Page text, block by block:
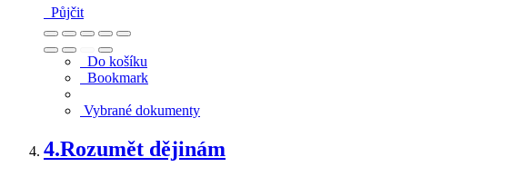
Půjčit
Do košíku
Bookmark
Vybrané dokumenty
4.Rozumět dějinám